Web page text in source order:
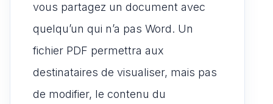
vous partagez un document avec
quelqu’un qui n’a pas Word. Un
fichier PDF permettra aux
destinataires de visualiser, mais pas
de modifier, le contenu du